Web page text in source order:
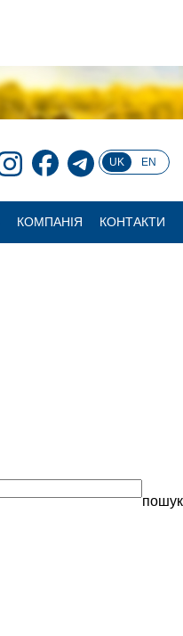
UK EN
КОМПАНІЯ КОНТАКТИ
пошук